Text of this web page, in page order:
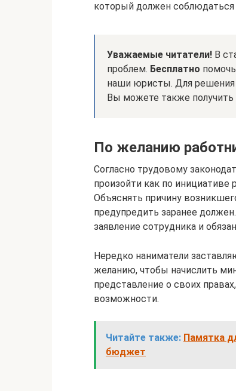
который должен соблюдаться
Уважаемые читатели! В
проблем. Бесплатно
наши юристы. Для
Вы можете также получить
По желанию
Согласно трудовому
произойти как по инициативе
Объяснять причину
предупредить заранее
заявление сотрудника и
Нередко наниматели
желанию, чтобы начислить
представление о своих
возможности.
Читайте также: Памятка
бюджет